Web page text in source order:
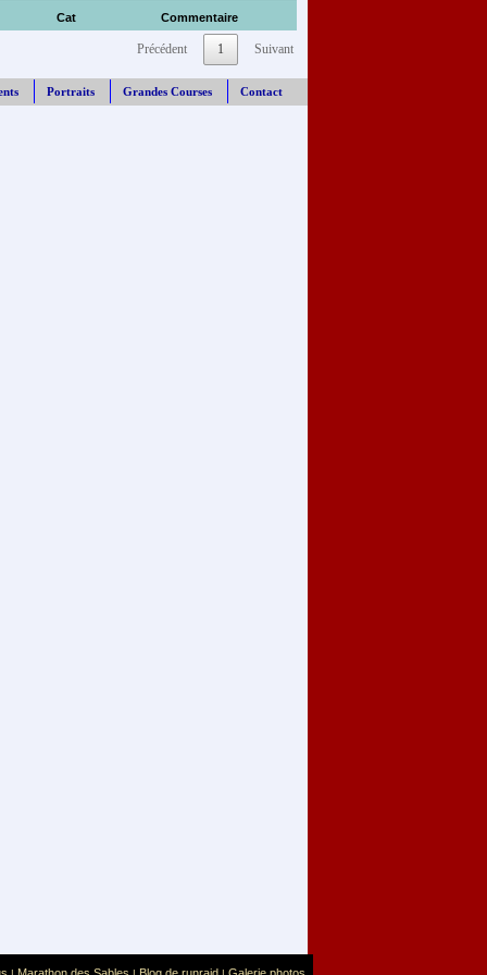
Cat Commentaire
Précédent 1 Suivant
Portraits Grandes Courses Contact